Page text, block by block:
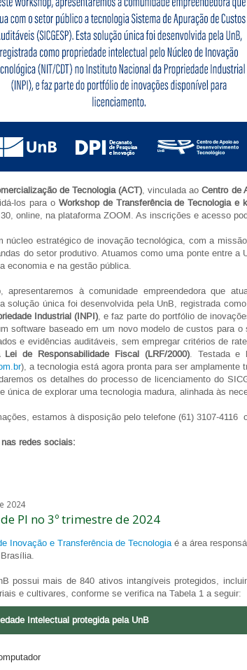
de Tecnologia (ACT), vinculada aoCentro de
los para o Workshop de Transferência de Tecnologia
online, na plataforma ZOOM. As inscrições e acesso
núcleo estratégico de inovação tecnológica, com a
do setor produtivo. Atuamos como uma ponte entre
economia e na gestão pública.
apresentaremos à comunidade empreendedora que
solução única foi desenvolvida pela UnB, registrada
Industrial (INPI), e faz parte do portfólio de
software baseado em um novo modelo de custos para
e evidências auditáveis, sem empregar critérios de
Lei de Responsabilidade Fiscal (LRF/2000). Testada e
), a tecnologia está agora pronta para ser amplamente
os detalhes do processo de licenciamento do
única de explorar uma tecnologia madura, alinhada às
estamos à disposição pelo telefone (61) 3107-4116
redes sociais:
2024
PI no 3º trimestre de 2024
Inovação e Transferência de Tecnologiaé a área
possui mais de 840 ativos intangíveis protegidos,
e cultivares, conforme se verifica na Tabela 1 a seguir:
Intelectual protegida pela UnB